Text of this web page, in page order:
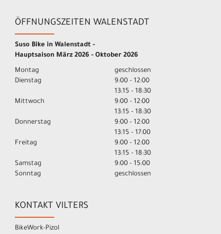
ÖFFNUNGSZEITEN WALENSTADT
Suso Bike in Walenstadt -
Hauptsaison März 2026 - Oktober 2026
Montag
geschlossen
Dienstag
9:00 - 12:00
13:15 - 18:30
Mittwoch
9:00 - 12:00
13:15 - 18:30
Donnerstag
9:00 - 12:00
13:15 - 17:00
Freitag
9:00 - 12:00
13:15 - 18:30
Samstag
9:00 - 15:00
Sonntag
geschlossen
KONTAKT VILTERS
BikeWork-Pizol